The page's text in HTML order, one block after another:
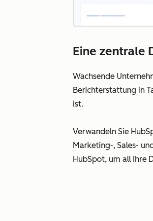
Eine zentrale
Wachsende
Berichterstattung in
ist.
Verwandeln Sie
Marketing-, Sales-
HubSpot, um all Ihre